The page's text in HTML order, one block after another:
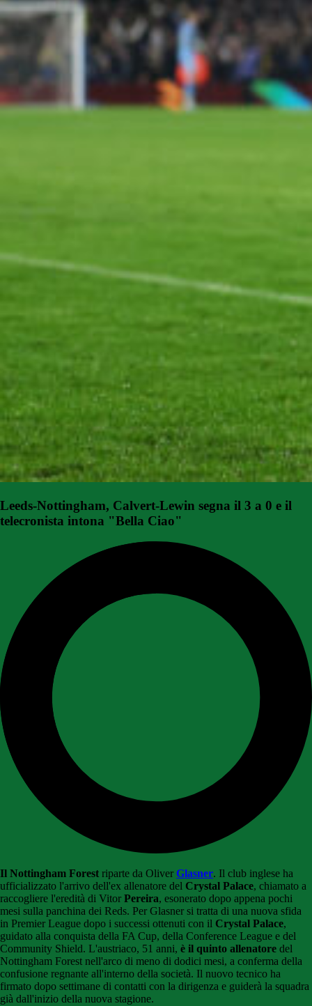
Leeds-Nottingham, Calvert-Lewin segna il 3 a 0 e il
telecronista intona "Bella Ciao"
Il Nottingham Forest riparte da Oliver Glasner. Il club inglese ha
ufficializzato l'arrivo dell'ex allenatore del Crystal Palace, chiamato a
raccogliere l'eredità di Vitor Pereira, esonerato dopo appena pochi
mesi sulla panchina dei Reds. Per Glasner si tratta di una nuova sfida
in Premier League dopo i successi ottenuti con il Crystal Palace,
guidato alla conquista della FA Cup, della Conference League e del
Community Shield. L'austriaco, 51 anni, è il quinto allenatore del
Nottingham Forest nell'arco di meno di dodici mesi, a conferma della
confusione regnante all'interno della società. Il nuovo tecnico ha
firmato dopo settimane di contatti con la dirigenza e guiderà la squadra
già dall'inizio della nuova stagione.